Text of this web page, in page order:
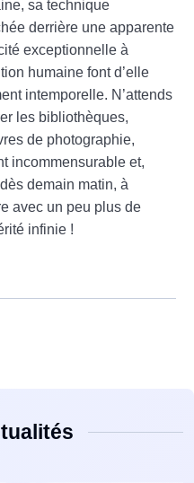
sa technique
derrière une apparente
exceptionnelle à
humaine font d’elle
intemporelle. N’attends
les bibliothèques,
de photographie,
incommensurable et,
demain matin, à
avec un peu plus de
infinie !